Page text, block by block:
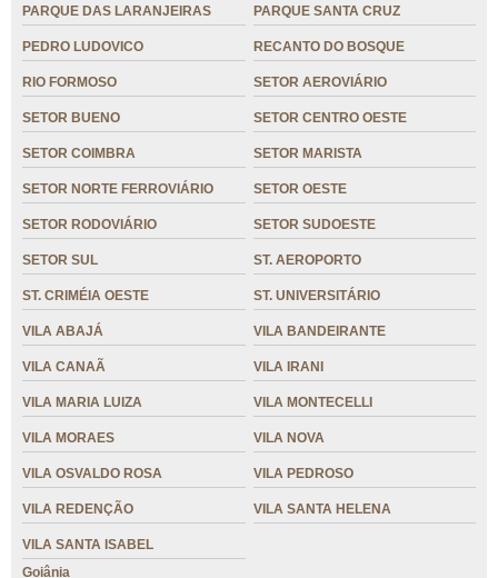
PARQUE DAS LARANJEIRAS PARQUE SANTA CRUZ
PEDRO LUDOVICO RECANTO DO BOSQUE
RIO FORMOSO SETOR AEROVIÁRIO
SETOR BUENO SETOR CENTRO OESTE
SETOR COIMBRA SETOR MARISTA
SETOR NORTE FERROVIÁRIO SETOR OESTE
SETOR RODOVIÁRIO SETOR SUDOESTE
SETOR SUL ST. AEROPORTO
ST. CRIMÉIA OESTE ST. UNIVERSITÁRIO
VILA ABAJÁ VILA BANDEIRANTE
VILA CANAÃ VILA IRANI
VILA MARIA LUIZA VILA MONTECELLI
VILA MORAES VILA NOVA
VILA OSVALDO ROSA VILA PEDROSO
VILA REDENÇÃO VILA SANTA HELENA
VILA SANTA ISABEL
Goiânia